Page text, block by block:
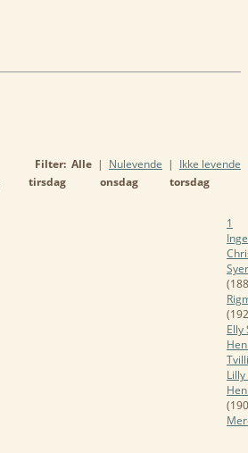
Filter: Alle | Nulevende | Ikke levende
tirsdag onsdag torsdag
1
Elly